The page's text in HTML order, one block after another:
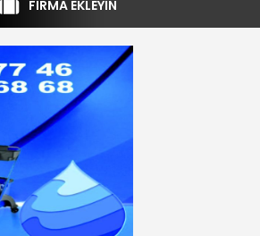
FİRMA EKLEYİN